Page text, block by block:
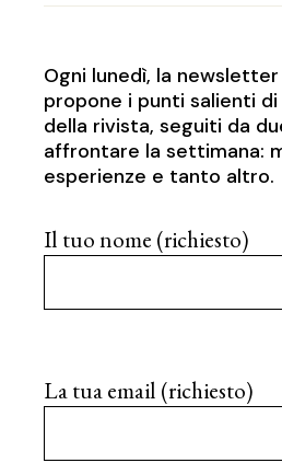
Ogni lunedì, la
propone i punti salienti
della rivista, seguiti da
affrontare la settimana:
esperienze e tanto altro.
Il tuo nome (richiesto)
La tua email (richiesto)